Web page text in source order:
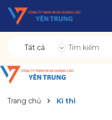
Tất cả
Trang chủ Kì thi